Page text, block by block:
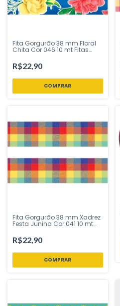
Fita Gorgurão 38 mm Floral
Chita Cor 046 10 mt Fitas
Loja
R$22,90
Fita Gorgurão 38 mm Xadrez
Festa Junina Cor 041 10 mt
Festa Loja
R$22,90